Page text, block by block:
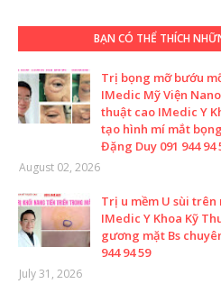
BẠN CÓ THỂ THÍCH
Trị bọng mỡ bướu
IMedic Mỹ Viện
thuật cao IMedic Y
tạo hình mí mắt
Đặng Duy 091 944 94
August 02, 2026
Trị u mềm U sùi trên
IMedic Y Khoa Kỹ
gương mặt Bs
944 94 59
July 31, 2026